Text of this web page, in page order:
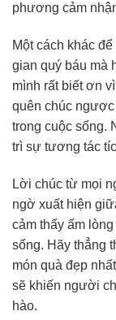
phương cảm
Một cách khác
gian quý báu mà
mình rất biết ơn
quên chúc
trong cuộc sống.
trì sự tương tác
Lời chúc từ mọi
ngờ xuất hiện
cảm thấy ấm
sống. Hãy thẳng
món quà đẹp
sẽ khiến người
hào.